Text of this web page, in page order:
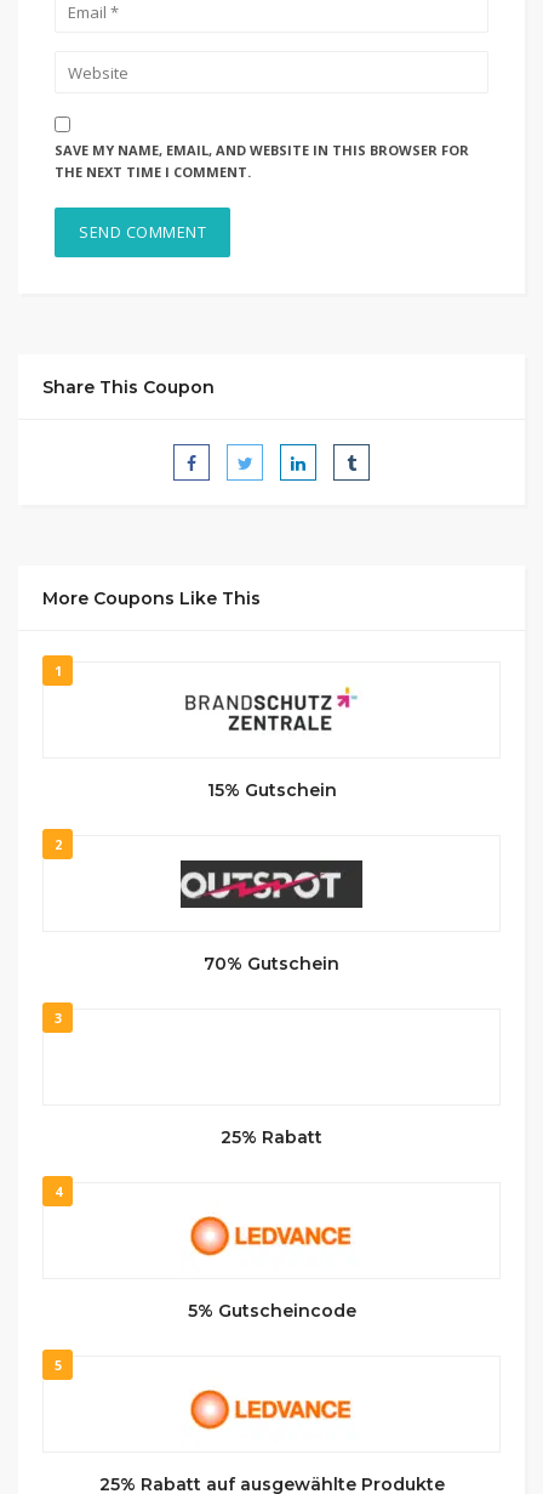
SAVE MY NAME, EMAIL, AND WEBSITE IN THIS BROWSER FOR
THE NEXT TIME I COMMENT.
Share This Coupon
More Coupons Like This
1
15% Gutschein
2
70% Gutschein
3
25% Rabatt
4
5% Gutscheincode
5
25% Rabatt auf ausgewählte Produkte